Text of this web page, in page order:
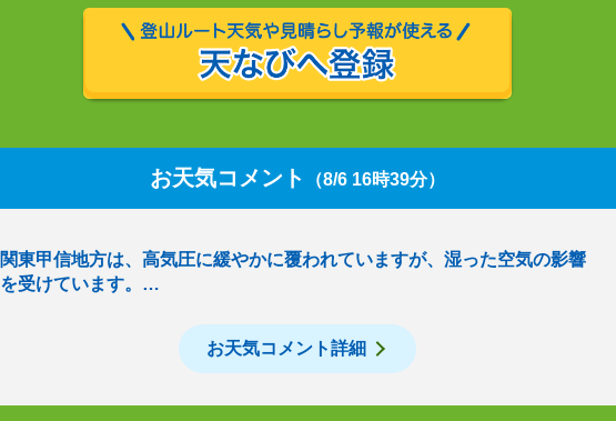
お天気コメント （8/6 16時39分）
関東甲信地方は、高気圧に緩やかに覆われていますが、湿った空気の影響
を受けています。…
お天気コメント詳細